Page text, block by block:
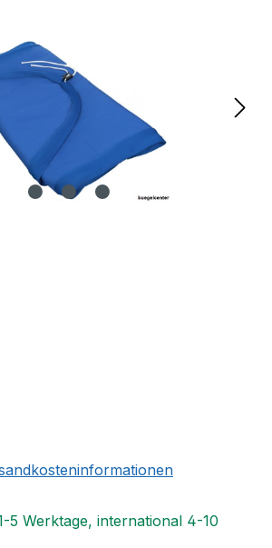
5 Werktage, international 4-10